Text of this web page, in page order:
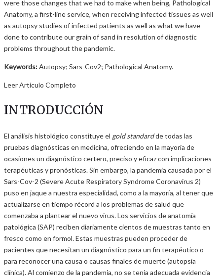
were those changes that we had to make when being, Pathological
Anatomy, a first-line service, when receiving infected tissues as well
as autopsy studies of infected patients as well as what we have
done to contribute our grain of sand in resolution of diagnostic
problems throughout the pandemic.
Keywords:Autopsy; Sars-Cov2; Pathological Anatomy.
Leer Artículo Completo
INTRODUCCIÓN
El análisis histológico constituye el gold standardde todas las
pruebas diagnósticas en medicina, ofreciendo en la mayoría de
ocasiones un diagnóstico certero, preciso y eficaz con implicaciones
terapéuticas y pronósticas. Sin embargo, la pandemia causada por el
Sars-Cov-2 (Severe Acute Respiratory Syndrome Coronavirus 2)
puso en jaque a nuestra especialidad, como a la mayoría, al tener que
actualizarse en tiempo récord a los problemas de salud que
comenzaba a plantear el nuevo virus. Los servicios de anatomía
patológica (SAP) reciben diariamente cientos de muestras tanto en
fresco como en formol. Estas muestras pueden proceder de
pacientes que necesitan un diagnóstico para un fin terapéutico o
para reconocer una causa o causas finales de muerte (autopsia
clínica). Al comienzo de la pandemia, no se tenía adecuada evidencia